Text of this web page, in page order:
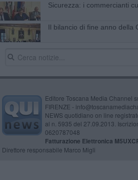
Sicurezza: i commercianti
Il bilancio di fine anno della
Editore Toscana Media Channel
FIRENZE -
NEWS quotidiano on line
al n. 5935 del 27.09.2013.
0620787048
Fatturazione Elettronica
Direttore responsabile Marco Migli